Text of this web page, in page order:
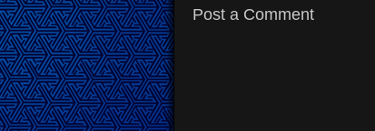
Post a Comment